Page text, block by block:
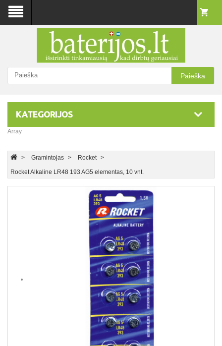
Paieška
KATEGORIJOS
Array
Gramintojas Rocket
Rocket Alkaline LR48 193 AG5 elementas, 10 vnt.